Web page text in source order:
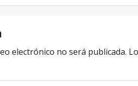
electrónico no será publicada.